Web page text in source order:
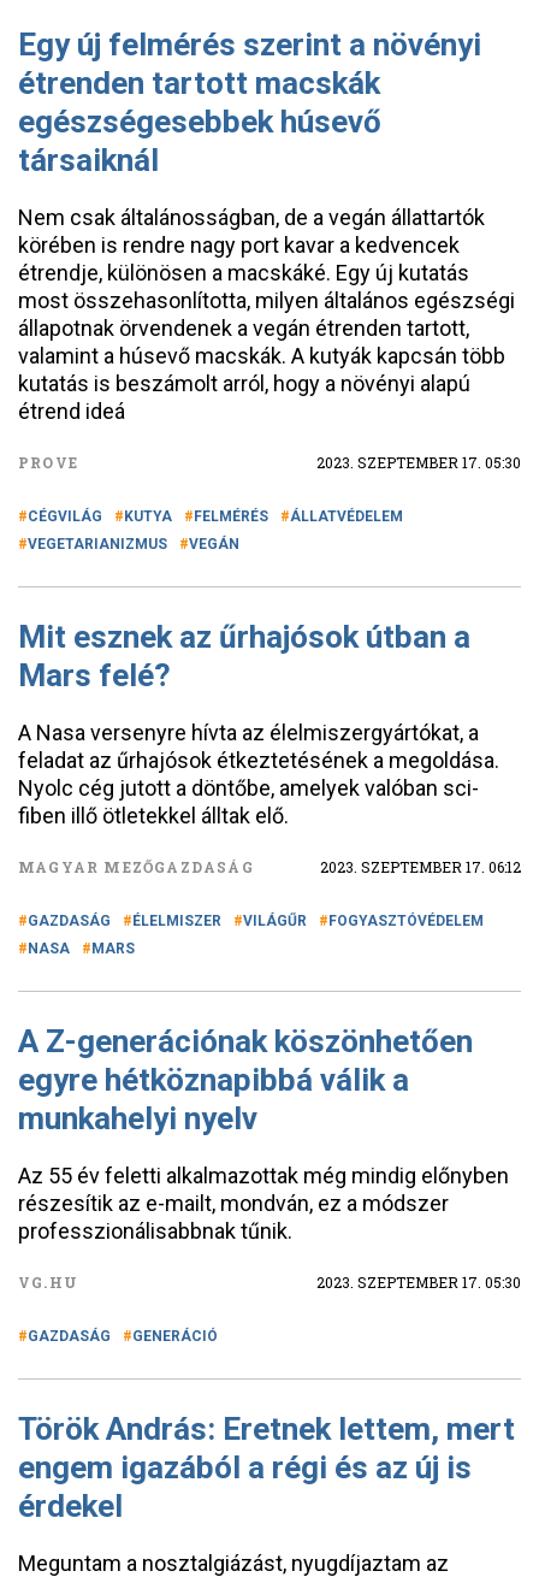
Egy új felmérés szerint a növényi
étrenden tartott macskák
egészségesebbek húsevő
társaiknál
Nem csak általánosságban, de a vegán állattartók
körében is rendre nagy port kavar a kedvencek
étrendje, különösen a macskáké. Egy új kutatás
most összehasonlította, milyen általános egészségi
állapotnak örvendenek a vegán étrenden tartott,
valamint a húsevő macskák. A kutyák kapcsán több
kutatás is beszámolt arról, hogy a növényi alapú
étrend ideá
PROVE 2023. SZEPTEMBER 17. 05:30
CÉGVILÁG KUTYA FELMÉRÉS
ÁLLATVÉDELEM
VEGETARIANIZMUS
VEGÁN
Mit esznek az űrhajósok útban a
Mars felé?
A Nasa versenyre hívta az élelmiszergyártókat, a
feladat az űrhajósok étkeztetésének a megoldása.
Nyolc cég jutott a döntőbe, amelyek valóban sci-
fiben illő ötletekkel álltak elő.
MAGYAR MEZŐGAZDASÁG 2023. SZEPTEMBER 17. 06:12
GAZDASÁG ÉLELMISZER VILÁGŰR
FOGYASZTÓVÉDELEM
NASA
MARS
A Z-generációnak köszönhetően
egyre hétköznapibbá válik a
munkahelyi nyelv
Az 55 év feletti alkalmazottak még mindig előnyben
részesítik az e-mailt, mondván, ez a módszer
professzionálisabbnak tűnik.
VG.HU 2023. SZEPTEMBER 17. 05:30
GAZDASÁG GENERÁCIÓ
Török András: Eretnek lettem, mert
engem igazából a régi és az új is
érdekel
Meguntam a nosztalgiázást, nyugdíjaztam az